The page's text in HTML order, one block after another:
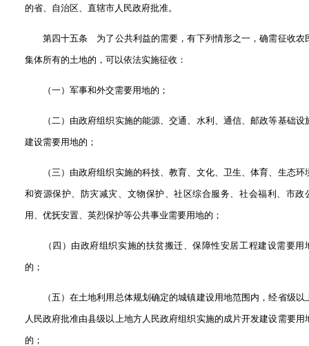
的省、自治区、直辖市人民政府批准。
第四十五条 为了公共利益的需要，有下列情形之一，确需征收农
集体所有的土地的，可以依法实施征收：
（一）军事和外交需要用地的；
（二）由政府组织实施的能源、交通、水利、通信、邮政等基础设
建设需要用地的；
（三）由政府组织实施的科技、教育、文化、卫生、体育、生态环
和资源保护、防灾减灾、文物保护、社区综合服务、社会福利、市政
用、优抚安置、英烈保护等公共事业需要用地的；
（四）由政府组织实施的扶贫搬迁、保障性安居工程建设需要用
的；
（五）在土地利用总体规划确定的城镇建设用地范围内，经省级以
人民政府批准由县级以上地方人民政府组织实施的成片开发建设需要用
的；